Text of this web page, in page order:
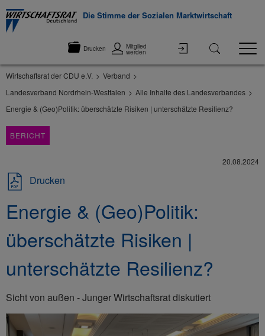
Die Stimme der Sozialen Marktwirtschaft
Drucken Mitglied
werden
Wirtschaftsrat der CDU e.V.
Verband
Landesverband Nordrhein-Westfalen
Alle Inhalte des Landesverbandes
Energie & (Geo)Politik: überschätzte Risiken | unterschätzte Resilienz?
BERICHT
20.08.2024
Drucken
Energie & (Geo)Politik:
überschätzte Risiken |
unterschätzte Resilienz?
Sicht von außen - Junger Wirtschaftsrat diskutiert